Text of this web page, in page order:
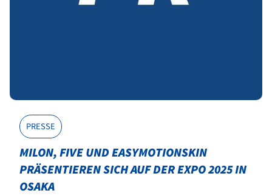
PRESSE
MILON, FIVE UND EASYMOTIONSKIN
PRÄSENTIEREN SICH AUF DER EXPO 2025 IN
OSAKA